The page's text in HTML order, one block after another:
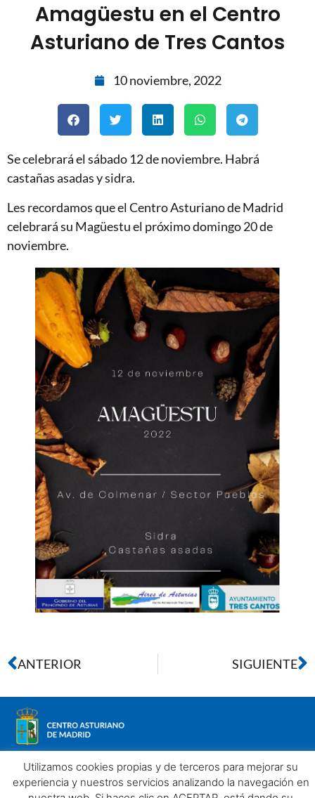
Amagüestu en el Centro
Asturiano de Tres Cantos
10 noviembre, 2022
Se celebrará el sábado 12 de noviembre. Habrá
castañas asadas y sidra.
Les recordamos que el Centro Asturiano de Madrid
celebrará su Magüestu el próximo domingo 20 de
noviembre.
ANTERIOR SIGUIENTE
Utilizamos cookies propias y de terceros para mejorar su
experiencia y nuestros servicios analizando la navegación en